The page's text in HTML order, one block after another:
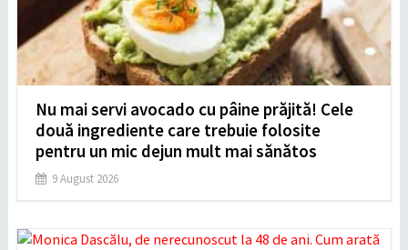
Nu mai servi avocado cu pâine prăjită! Cele
două ingrediente care trebuie folosite
pentru un mic dejun mult mai sănătos
9 August 2026